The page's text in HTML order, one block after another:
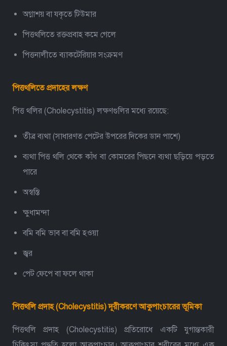
অগ্নাশয় বা যকৃতে টিউমার
পিত্তথলিতে রক্তপ্রবাহ কমে গেলে
পিত্তনালীতে ব্যাকটেরিয়ার সংক্রমণ
পিত্তথলিতে প্রদাহের লক্ষণ
পিত্ত থলির (Cholecystitis) লক্ষণগুলির মধ্যে রয়েছে:
তীব্র ব্যথা (সাধারণত পেটের উপরের দিকের ডান পাশে)
ব্যথা পিত্ত থলি থেকে কাঁধ বা কোমরের পিছনে ব্যথা ছড়িয়ে পড়তে
পারে
অস্বস্তি
ক্ষুধামন্দা
বমি বমি ভাব বা বমি হওয়া
জ্বর
পেট ফেপে বা ফলে থাকা
পিত্তথলি প্রদাহ (Cholecystitis) দূরীকরণে আকুপাংচারের ভূমিকা
পিত্তথলি প্রদাহ (Cholecystitis) প্রতিরোধে একটি যুগান্তকারী